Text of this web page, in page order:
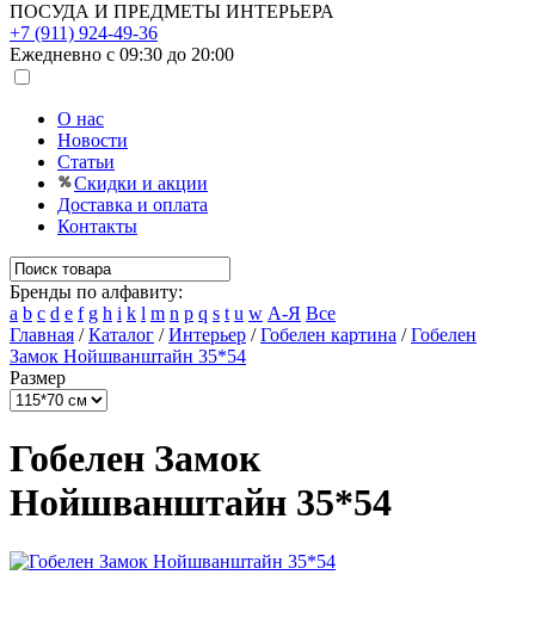
ПОСУДА И ПРЕДМЕТЫ ИНТЕРЬЕРА
+7 (911) 924-49-36
Ежедневно с 09:30 до 20:00
О нас
Новости
Статьи
Скидки и акции
Доставка и оплата
Контакты
Бренды по алфавиту:
a b c d e f g h i k l m n p q s t u w А-Я Все
Главная /Каталог /Интерьер /Гобелен картина /Гобелен
Замок Нойшванштайн 35*54
Размер
Гобелен Замок
Нойшванштайн 35*54